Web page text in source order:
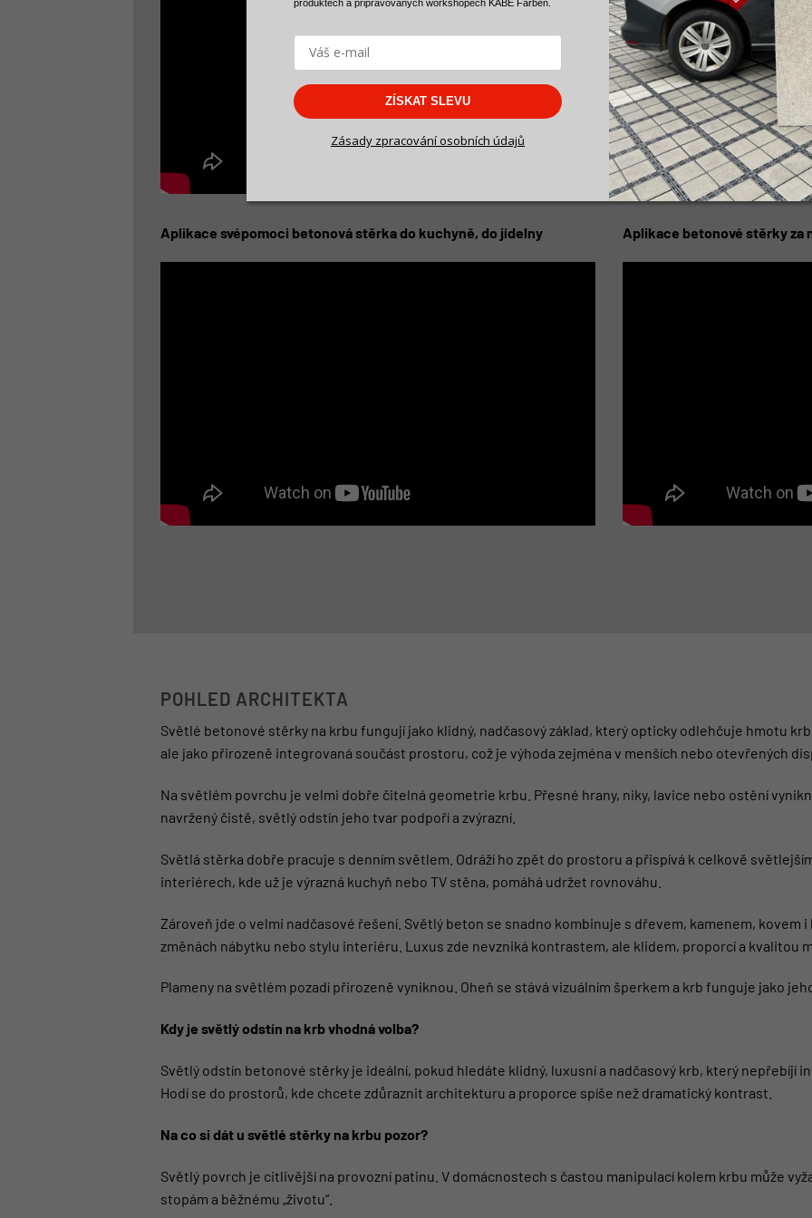
Aplikace svépomoci betonová stěrka do kuchyně, do jídelny Aplikace betonové stěrky za
POHLED ARCHITEKTA
Světlé betonové stěrky na krbu fungují jako klidný, nadčasový základ, který opticky odlehčuje hmotu
ale jako přirozeně integrovaná součást prostoru, což je výhoda zejména v menších nebo otevřených
Na světlém povrchu je velmi dobře čitelná geometrie krbu. Přesné hrany, niky, lavice nebo ostění
navržený čistě, světlý odstín jeho tvar podpoří a zvýrazní.
Světlá stěrka dobře pracuje s denním světlem. Odráží ho zpět do prostoru a přispívá k celkově
interiérech, kde už je výrazná kuchyň nebo TV stěna, pomáhá udržet rovnováhu.
Zároveň jde o velmi nadčasové řešení. Světlý beton se snadno kombinuje s dřevem, kamenem, kovem
změnách nábytku nebo stylu interiéru. Luxus zde nevzniká kontrastem, ale klidem, proporcí a kvalitou
Plameny na světlém pozadí přirozeně vyniknou. Oheň se stává vizuálním šperkem a krb funguje jako
Kdy je světlý odstín na krb vhodná volba?
Světlý odstín betonové stěrky je ideální, pokud hledáte klidný, luxusní a nadčasový krb, který nepřebíjí
Hodí se do prostorů, kde chcete zdůraznit architekturu a proporce spíše než dramatický kontrast.
Na co si dát u světlé stěrky na krbu pozor?
Světlý povrch je citlivější na provozní patinu. V domácnostech s častou manipulací kolem krbu může
stopám a běžnému „životu“.
produktech a připravovaných workshopech KABE Farben.
ZÍSKAT SLEVU
Zásady zpracování osobních údajů